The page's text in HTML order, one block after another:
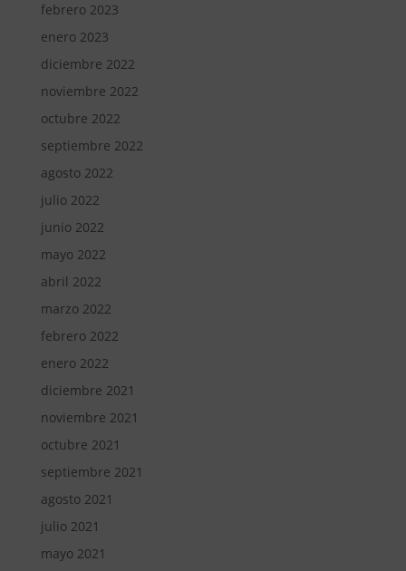
febrero 2023
enero 2023
diciembre 2022
noviembre 2022
octubre 2022
septiembre 2022
agosto 2022
julio 2022
junio 2022
mayo 2022
abril 2022
marzo 2022
febrero 2022
enero 2022
diciembre 2021
noviembre 2021
octubre 2021
septiembre 2021
agosto 2021
julio 2021
mayo 2021